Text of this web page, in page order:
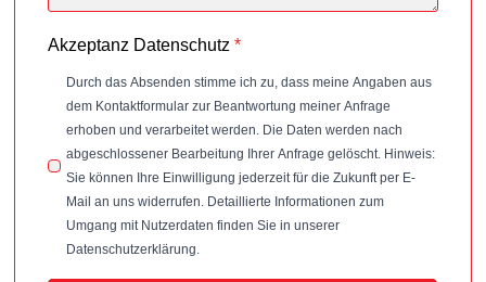
Akzeptanz Datenschutz *
Durch das Absenden stimme ich zu, dass meine Angaben aus
dem Kontaktformular zur Beantwortung meiner Anfrage
erhoben und verarbeitet werden. Die Daten werden nach
abgeschlossener Bearbeitung Ihrer Anfrage gelöscht. Hinweis:
Sie können Ihre Einwilligung jederzeit für die Zukunft per E-
Mail an uns widerrufen. Detaillierte Informationen zum
Umgang mit Nutzerdaten finden Sie in unserer
Datenschutzerklärung.